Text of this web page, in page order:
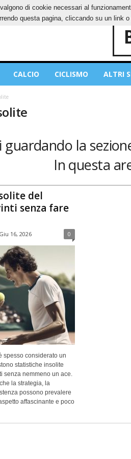
CONTATTI COOKIES PRIVACY POLICY
CALCIO CICLISMO ALTRI
guardando la
In questa
del
senza fare
Giu 16, 2026 0
spesso considerato un
statistiche insolite
senza nemmeno un ace.
la strategia, la
possono prevalere
affascinante e poco
di cookie necessari al
questa pagina, cliccando su un